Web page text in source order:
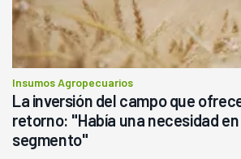
Insumos Agropecuarios
La inversión del campo que
retorno: "Había una necesidad
segmento"